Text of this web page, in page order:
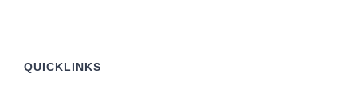
QUICKLINKS